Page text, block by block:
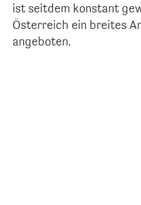
ist seitdem konstant
Österreich ein breites
angeboten.